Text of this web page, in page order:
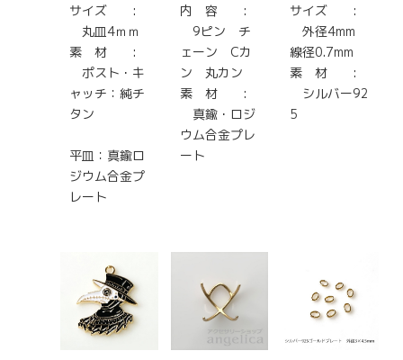
サイズ :
丸皿4ｍｍ
素 材 :
ポスト・キ
ャッチ：純チ
タン
平皿：真鍮ロ
ジウム合金プ
レート
内 容 :
9ピン チ
ェーン Cカ
ン 丸カン
素 材 :
真鍮・ロジ
ウム合金プレ
ート
サイズ :
外径4mm
線径0.7mm
素 材 :
シルバー92
5